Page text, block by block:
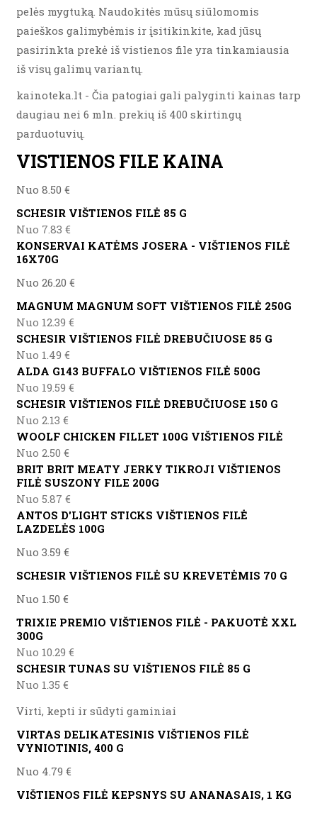
pelės mygtuką. Naudokitės mūsų siūlomomis
paieškos galimybėmis ir įsitikinkite, kad jūsų
pasirinkta prekė iš vistienos file yra tinkamiausia
iš visų galimų variantų.
kainoteka.lt - Čia patogiai gali palyginti kainas tarp
daugiau nei 6 mln. prekių iš 400 skirtingų
parduotuvių.
VISTIENOS FILE KAINA
Nuo 8.50 €
SCHESIR VIŠTIENOS FILĖ 85 G
Nuo 7.83 €
KONSERVAI KATĖMS JOSERA - VIŠTIENOS FILĖ
16X70G
Nuo 26.20 €
MAGNUM MAGNUM SOFT VIŠTIENOS FILĖ 250G
Nuo 12.39 €
SCHESIR VIŠTIENOS FILĖ DREBUČIUOSE 85 G
Nuo 1.49 €
ALDA G143 BUFFALO VIŠTIENOS FILĖ 500G
Nuo 19.59 €
SCHESIR VIŠTIENOS FILĖ DREBUČIUOSE 150 G
Nuo 2.13 €
WOOLF CHICKEN FILLET 100G VIŠTIENOS FILĖ
Nuo 2.50 €
BRIT BRIT MEATY JERKY TIKROJI VIŠTIENOS
FILĖ SUSZONY FILE 200G
Nuo 5.87 €
ANTOS D'LIGHT STICKS VIŠTIENOS FILĖ
LAZDELĖS 100G
Nuo 3.59 €
SCHESIR VIŠTIENOS FILĖ SU KREVETĖMIS 70 G
Nuo 1.50 €
TRIXIE PREMIO VIŠTIENOS FILĖ - PAKUOTĖ XXL
300G
Nuo 10.29 €
SCHESIR TUNAS SU VIŠTIENOS FILĖ 85 G
Nuo 1.35 €
Virti, kepti ir sūdyti gaminiai
VIRTAS DELIKATESINIS VIŠTIENOS FILĖ
VYNIOTINIS, 400 G
Nuo 4.79 €
VIŠTIENOS FILĖ KEPSNYS SU ANANASAIS, 1 KG